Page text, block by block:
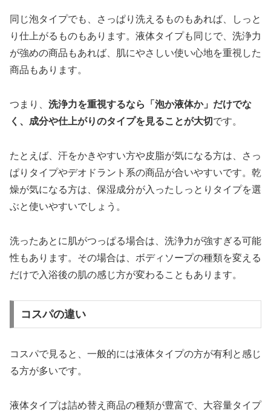
同じ泡タイプでも、さっぱり洗えるものもあれば、しっと
り仕上がるものもあります。液体タイプも同じで、洗浄力
が強めの商品もあれば、肌にやさしい使い心地を重視した
商品もあります。
つまり、 洗浄力を重視するなら「泡か液体か」だけでな
く、成分や仕上がりのタイプを見ることが大切 です。
たとえば、汗をかきやすい方や皮脂が気になる方は、さっ
ぱりタイプやデオドラント系の商品が合いやすいです。乾
燥が気になる方は、保湿成分が入ったしっとりタイプを選
ぶと使いやすいでしょう。
洗ったあとに肌がつっぱる場合は、洗浄力が強すぎる可能
性もあります。その場合は、ボディソープの種類を変える
だけで入浴後の肌の感じ方が変わることもあります。
コスパの違い
コスパで見ると、一般的には液体タイプの方が有利と感じ
る方が多いです。
液体タイプは詰め替え商品の種類が豊富で、大容量タイプ